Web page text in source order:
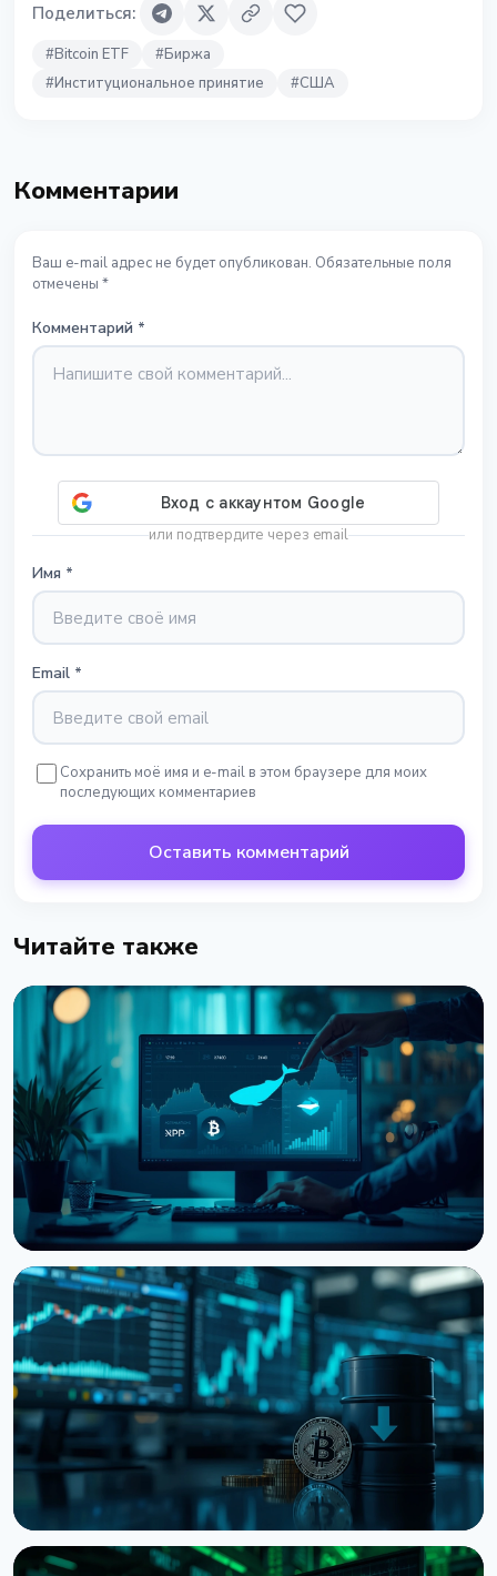
Поделиться:
#Bitcoin ETF #Биржа
#Институциональное принятие #США
Комментарии
Ваш e-mail адрес не будет опубликован. Обязательные поля
отмечены *
Комментарий *
или подтвердите через email
Имя *
Email *
Сохранить моё имя и e-mail в этом браузере для моих
последующих комментариев
Оставить комментарий
Читайте также
НОВОСТЬ
Киты наращивают BTC, ETH и XRP: CryptoQuant
видит финал медвежьего рынка
6 августа 2026 г.3 мин чтения
НОВОСТЬ